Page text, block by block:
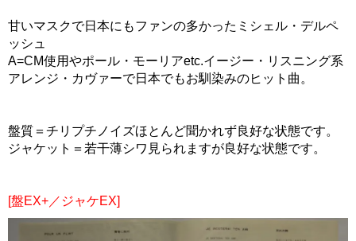
甘いマスクで日本にもファンの多かったミシェル・デルペ
ッシュ
A=CM使用やポール・モーリアetc.イージー・リスニング系
アレンジ・カヴァーで日本でもお馴染みのヒット曲。
盤質＝チリプチノイズほとんど聞かれず良好な状態です。
ジャケット＝若干薄シワ見られますが良好な状態です。
[盤EX+／ジャケEX]